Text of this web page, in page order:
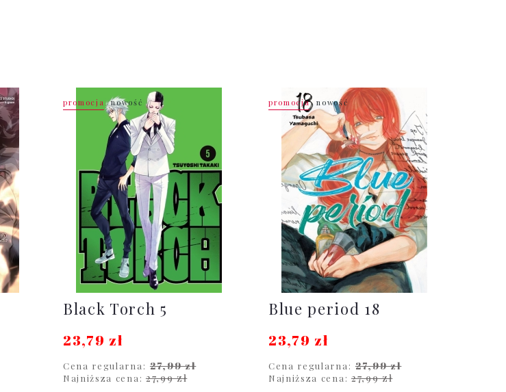
Black Torch 5
23,79 zł
Cena regularna: 27,99 zł
Najniższa cena: 27,99 zł
promocja nowość
Blue period 18
23,79 zł
Cena regularna: 27,99 zł
Najniższa cena: 27,99 zł
promocja nowość